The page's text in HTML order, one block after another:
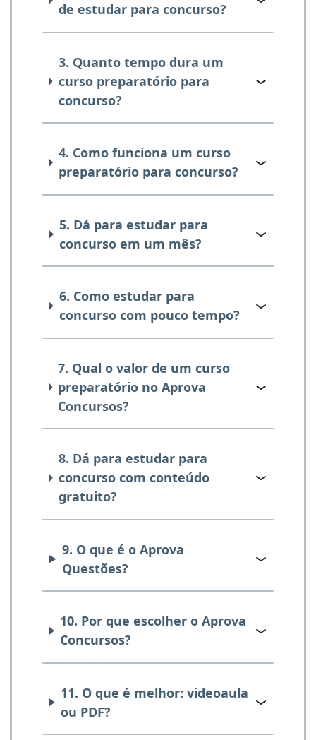
de estudar para concurso?
3. Quanto tempo dura um
curso preparatório para
concurso?
4. Como funciona um curso
preparatório para concurso?
5. Dá para estudar para
concurso em um mês?
6. Como estudar para
concurso com pouco tempo?
7. Qual o valor de um curso
preparatório no Aprova
Concursos?
8. Dá para estudar para
concurso com conteúdo
gratuito?
9. O que é o Aprova
Questões?
10. Por que escolher o Aprova
Concursos?
11. O que é melhor: videoaula
ou PDF?